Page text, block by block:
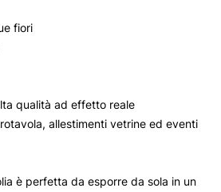
fiori
qualità ad effetto reale
allestimenti vetrine ed eventi
è perfetta da esporre da sola in un